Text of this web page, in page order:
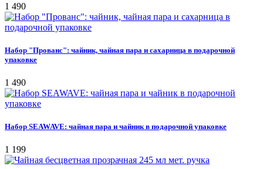
1 490
Набор "Прованс": чайник, чайная пара и сахарница в подарочной
упаковке
1 490
Набор SEAWAVE: чайная пара и чайник в подарочной упаковке
1 199